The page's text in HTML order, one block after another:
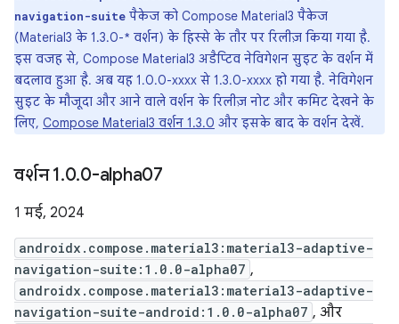
navigation-suite पैकेज को Compose Material3 पैकेज
(Material3 के 1.3.0-* वर्शन) के हिस्से के तौर पर रिलीज़ किया गया है.
इस वजह से, Compose Material3 अडैप्टिव नेविगेशन सुइट के वर्शन में
बदलाव हुआ है. अब यह 1.0.0-xxxx से 1.3.0-xxxx हो गया है. नेविगेशन
सुइट के मौजूदा और आने वाले वर्शन के रिलीज़ नोट और कमिट देखने के
लिए, Compose Material3 वर्शन 1.3.0 और इसके बाद के वर्शन देखें.
वर्शन 1.0.0-alpha07
1 मई, 2024
androidx.compose.material3:material3-adaptive-
navigation-suite:1.0.0-alpha07 ,
androidx.compose.material3:material3-adaptive-
navigation-suite-android:1.0.0-alpha07 , और